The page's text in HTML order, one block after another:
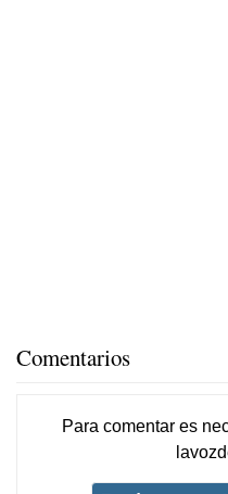
Comentarios
Para comentar es